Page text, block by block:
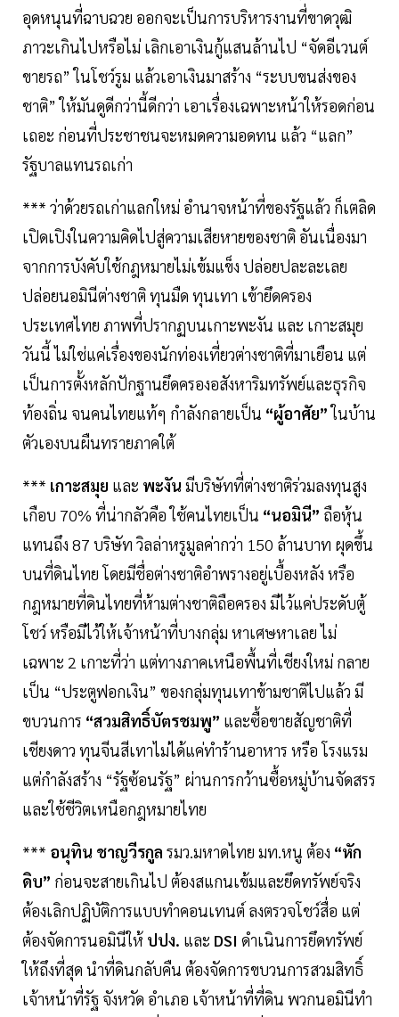
อุดหนุนที่ฉาบฉวย ออกจะเป็นการบริหารงานที่ขาดวุฒิ
ภาวะเกินไปหรือไม่ เลิกเอาเงินกู้แสนล้านไป “จัดอีเวนต์
ขายรถ” ในโชว์รูม แล้วเอาเงินมาสร้าง “ระบบขนส่งของ
ชาติ” ให้มันดูดีกว่านี้ดีกว่า เอาเรื่องเฉพาะหน้าให้รอดก่อน
เถอะ ก่อนที่ประชาชนจะหมดความอดทน แล้ว “แลก”
รัฐบาลแทนรถเก่า
*** ว่าด้วยรถเก่าแลกใหม่ อำนาจหน้าที่ของรัฐแล้ว ก็เตลิด
เปิดเปิงในความคิดไปสู่ความเสียหายของชาติ อันเนื่องมา
จากการบังคับใช้กฎหมายไม่เข้มแข็ง ปล่อยปละละเลย
ปล่อยนอมินีต่างชาติ ทุนมืด ทุนเทา เข้ายึดครอง
ประเทศไทย ภาพที่ปรากฏบนเกาะพะงัน และ เกาะสมุย
วันนี้ ไม่ใช่แค่เรื่องของนักท่องเที่ยวต่างชาติที่มาเยือน แต่
เป็นการตั้งหลักปักฐานยึดครองอสังหาริมทรัพย์และธุรกิจ
ท้องถิ่น จนคนไทยแท้ๆ กำลังกลายเป็น “ผู้อาศัย”ในบ้าน
ตัวเองบนผืนทรายภาคใต้
*** เกาะสมุย และ พะงัน มีบริษัทที่ต่างชาติร่วมลงทุนสูง
เกือบ 70% ที่น่ากลัวคือ ใช้คนไทยเป็น “นอมินี” ถือหุ้น
แทนถึง 87 บริษัท วิลล่าหรูมูลค่ากว่า 150 ล้านบาท ผุดขึ้น
บนที่ดินไทย โดยมีชื่อต่างชาติอำพรางอยู่เบื้องหลัง หรือ
กฎหมายที่ดินไทยที่ห้ามต่างชาติถือครอง มีไว้แค่ประดับตู้
โชว์ หรือมีไว้ให้เจ้าหน้าที่บางกลุ่ม หาเศษหาเลย ไม่
เฉพาะ 2 เกาะที่ว่า แต่ทางภาคเหนือพื้นที่เชียงใหม่ กลาย
เป็น “ประตูฟอกเงิน” ของกลุ่มทุนเทาข้ามชาติไปแล้ว มี
ขบวนการ “สวมสิทธิ์บัตรชมพู” และซื้อขายสัญชาติที่
เชียงดาว ทุนจีนสีเทาไม่ได้แค่ทำร้านอาหาร หรือ โรงแรม
แต่กำลังสร้าง “รัฐซ้อนรัฐ” ผ่านการกว้านซื้อหมู่บ้านจัดสรร
และใช้ชีวิตเหนือกฎหมายไทย
*** อนุทิน ชาญวีรกูล รมว.มหาดไทย มท.หนู ต้อง “หัก
ดิบ” ก่อนจะสายเกินไป ต้องสแกนเข้มและยึดทรัพย์จริง
ต้องเลิกปฏิบัติการแบบทำคอนเทนต์ ลงตรวจโชว์สื่อ แต่
ต้องจัดการนอมินีให้ ปปง. และ DSI ดำเนินการยึดทรัพย์
ให้ถึงที่สุด นำที่ดินกลับคืน ต้องจัดการขบวนการสวมสิทธิ์
เจ้าหน้าที่รัฐ จังหวัด อำเภอ เจ้าหน้าที่ที่ดิน พวกนอมินีทำ